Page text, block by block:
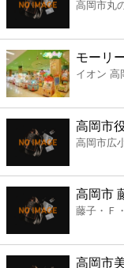
スーパー
エンタメ
レジャー
書店
ファミレス
ファーストフード
高岡市丸
モーリ
イオン 高
高岡市
高岡市広
高岡市
藤子・Ｆ
高岡市